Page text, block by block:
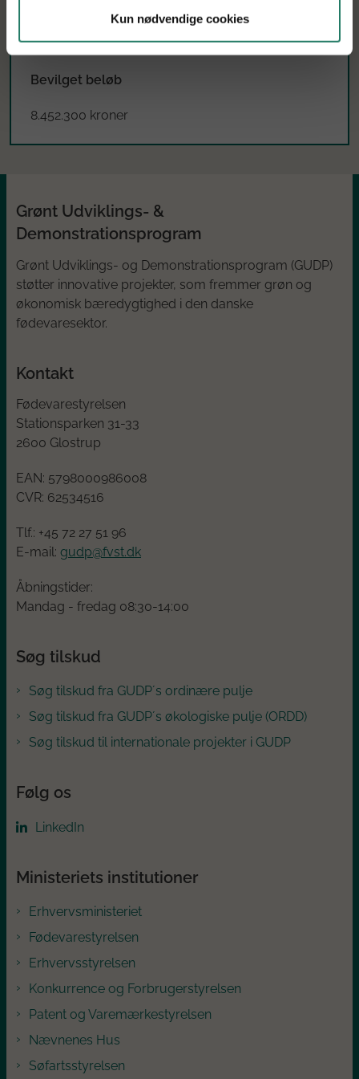
Kun nødvendige cookies
Januar 2026 til december 2028
Bevilget beløb
8.452.300 kroner
Grønt Udviklings- &
Demonstrationsprogram
Grønt Udviklings- og Demonstrationsprogram (GUDP)
støtter innovative projekter, som fremmer grøn og
økonomisk bæredygtighed i den danske
fødevaresektor.
Kontakt
Fødevarestyrelsen
Stationsparken 31-33
2600 Glostrup
EAN: 5798000986008
CVR: 62534516
Tlf.: +45 72 27 51 96
E-mail: gudp@fvst.dk
Åbningstider:
Mandag - fredag 08:30-14:00
Søg tilskud
Søg tilskud fra GUDP´s ordinære pulje
Søg tilskud fra GUDP´s økologiske pulje (ORDD)
Søg tilskud til internationale projekter i GUDP
Følg os
LinkedIn
Ministeriets institutioner
Erhvervsministeriet
Fødevarestyrelsen
Erhvervsstyrelsen
Konkurrence og Forbrugerstyrelsen
Patent og Varemærkestyrelsen
Nævnenes Hus
Søfartsstyrelsen